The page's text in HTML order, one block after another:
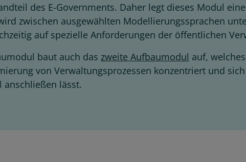
des E-Governments. Daher legt dieses Modul
zwischen ausgewählten Modellierungssprachen
auf spezielle Anforderungen der öffentlichen
baut auch das zweite Aufbaumodul auf,
von Verwaltungsprozessen konzentriert und
lässt.